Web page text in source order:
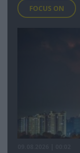
FOCUS ON